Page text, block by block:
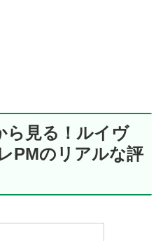
ら見る！ルイヴ
PMのリアルな評